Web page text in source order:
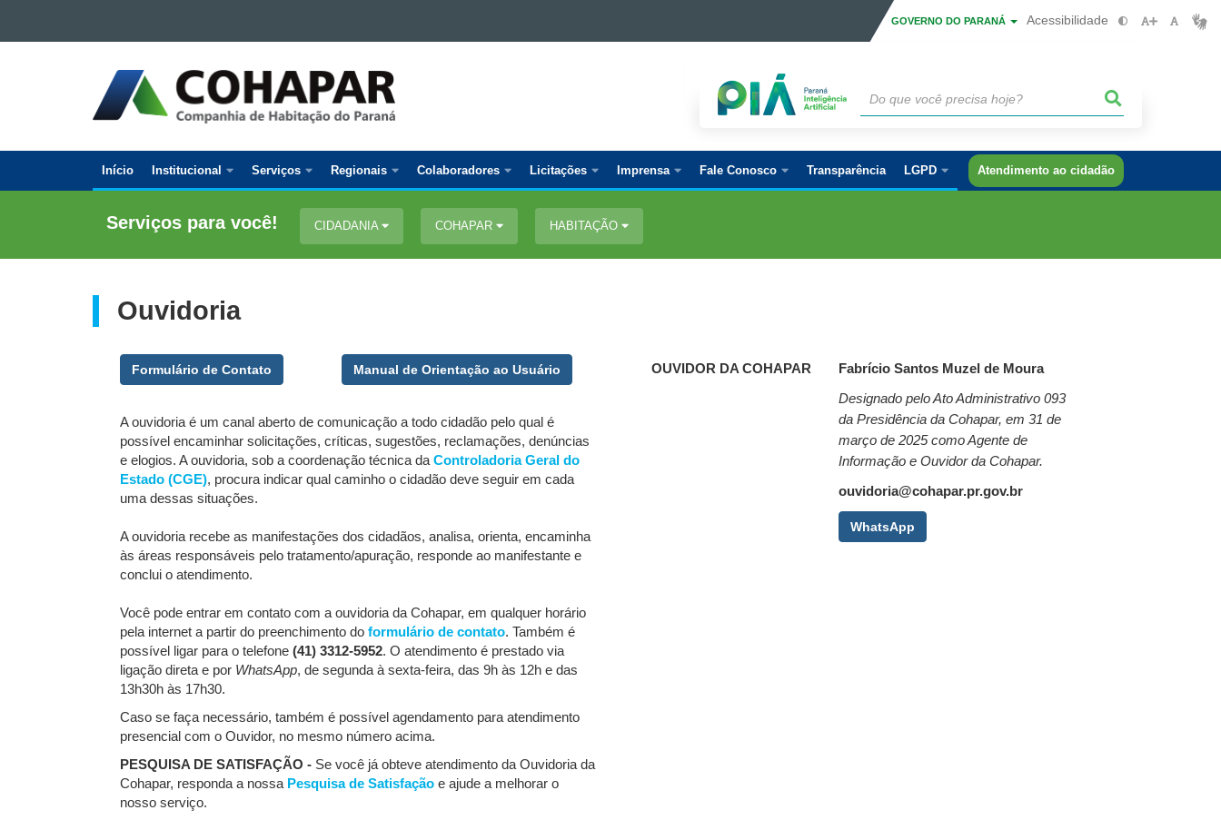
Ir para a navegação
GOVERNO DO PARANÁ Acessibilidade
COMPANHIA
DE
HABITAÇÃO
PARANÁ
Navegação
Principal
Início Institucional Serviços Regionais Colaboradores Licitações Imprensa Fale Conosco Transparência LGPD Atendimento ao cidadão
Serviços para você! CIDADANIA COHAPAR HABITAÇÃO
Ouvidoria
Formulário de Contato Manual de Orientação ao Usuário
A ouvidoria é um canal aberto de comunicação a todo cidadão pelo qual é
possível encaminhar solicitações, críticas, sugestões, reclamações, denúncias
e elogios. A ouvidoria, sob a coordenação técnica da Controladoria Geral do
Estado (CGE), procura indicar qual caminho o cidadão deve seguir em cada
uma dessas situações.
A ouvidoria recebe as manifestações dos cidadãos, analisa, orienta, encaminha
às áreas responsáveis pelo tratamento/apuração, responde ao manifestante e
conclui o atendimento.
Você pode entrar em contato com a ouvidoria da Cohapar, em qualquer horário
pela internet a partir do preenchimento do formulário de contato. Também é
possível ligar para o telefone (41) 3312-5952. O atendimento é prestado via
ligação direta e por WhatsApp, de segunda à sexta-feira, das 9h às 12h e das
13h30h às 17h30.
Caso se faça necessário, também é possível agendamento para atendimento
presencial com o Ouvidor, no mesmo número acima.
PESQUISA DE SATISFAÇÃO - Se você já obteve atendimento da Ouvidoria da
Cohapar, responda a nossa Pesquisa de Satisfação e ajude a melhorar o
nosso serviço.
OUVIDOR DA COHAPAR Fabrício Santos Muzel de Moura
Designado pelo Ato Administrativo 093
da Presidência da Cohapar, em 31 de
março de 2025 como Agente de
Informação e Ouvidor da Cohapar.
ouvidoria@cohapar.pr.gov.br
WhatsApp